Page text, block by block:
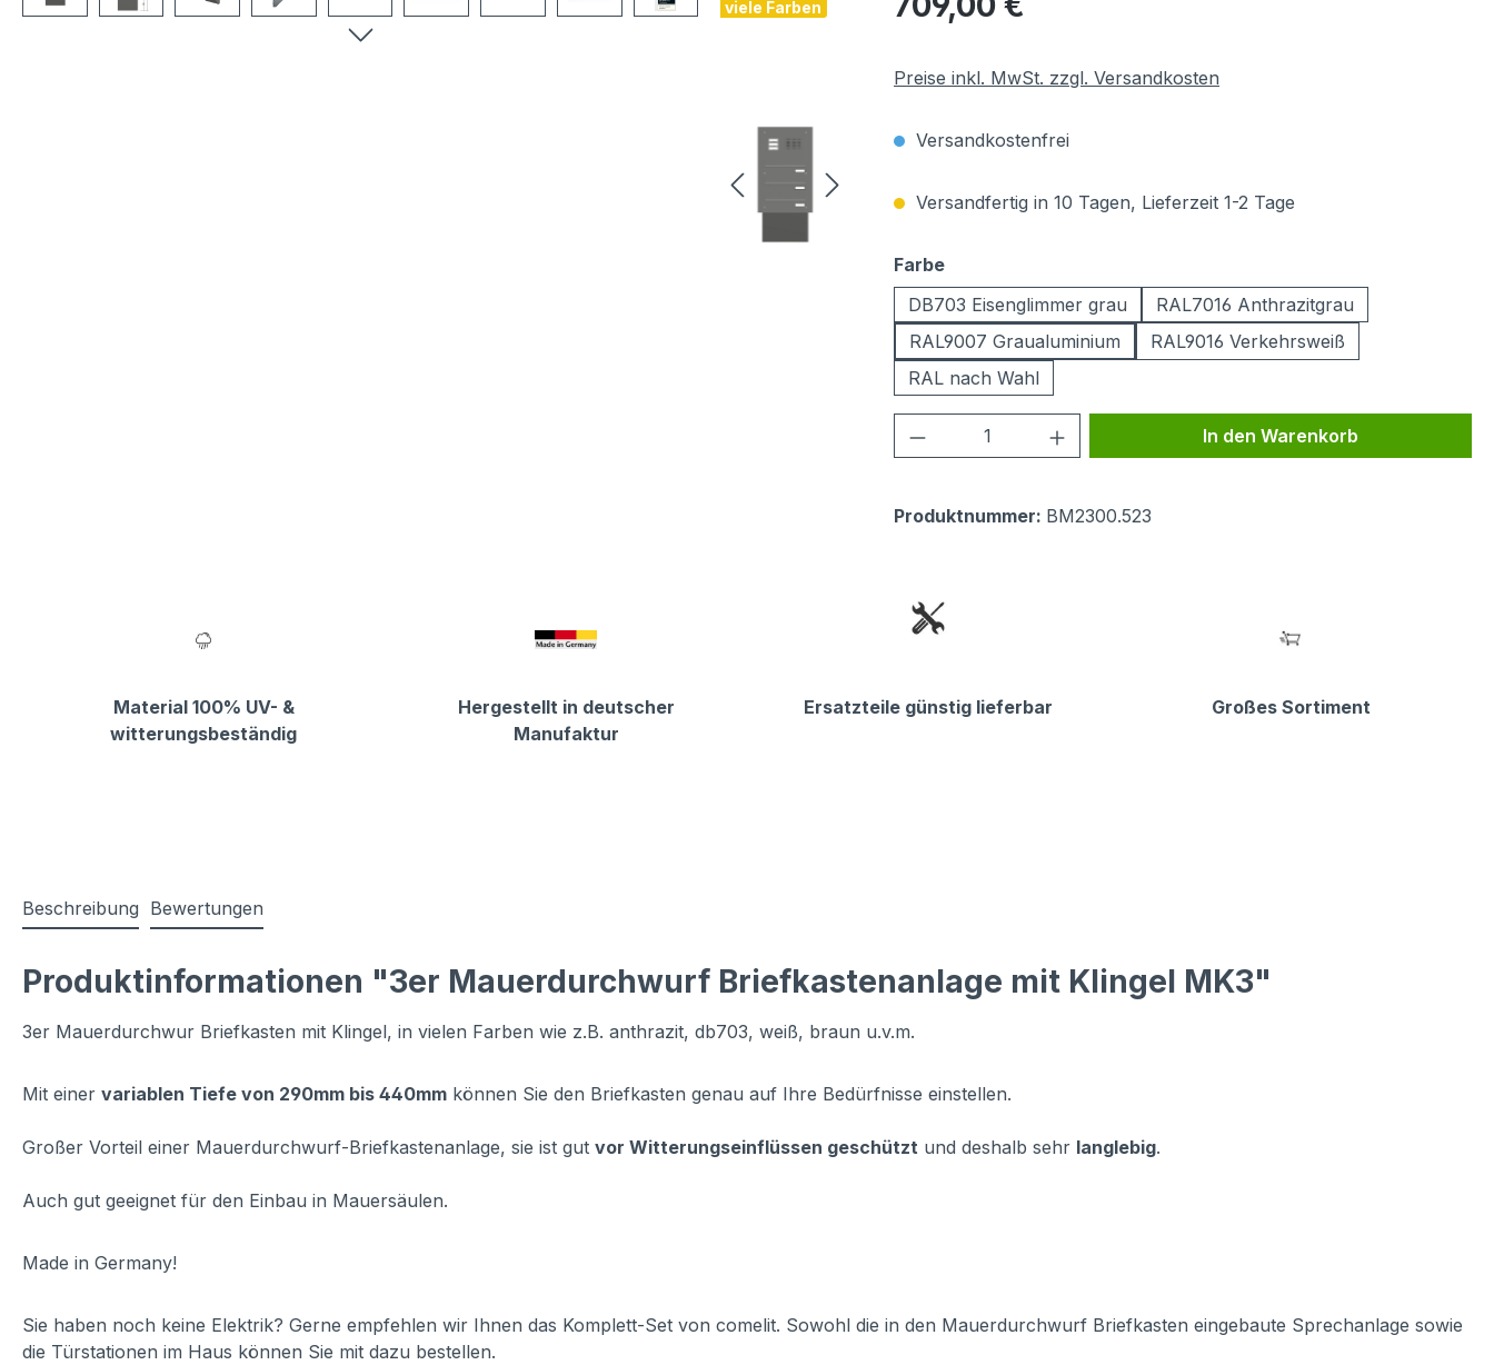
viele Farben
Preise inkl. MwSt. zzgl. Versandkosten
Versandkostenfrei
Versandfertig in 10 Tagen, Lieferzeit 1-2 Tage
Farbeauswählen
DB703 Eisenglimmer grau
RAL7016 Anthrazitgrau
RAL9007 Graualuminium
RAL9016 Verkehrsweiß
RAL nach Wahl
Produkt Anzahl: Gib den gewünschten Wert
In den Warenkorb
Produktnummer: BM2300.523
Material 100% UV- &
witterungsbeständig
Hergestellt in deutscher
Manufaktur
Ersatzteile günstig lieferbar Großes Sortiment
Beschreibung Bewertungen
Produktinformationen "3er Mauerdurchwurf Briefkastenanlage mit Klingel MK3"
3er Mauerdurchwur Briefkasten mit Klingel, in vielen Farben wie z.B. anthrazit, db703, weiß, braun u.v.m.
Mit einer variablen Tiefe von 290mm bis 440mm können Sie den Briefkasten genau auf Ihre Bedürfnisse einstellen.
Großer Vorteil einer Mauerdurchwurf-Briefkastenanlage, sie ist gut vor Witterungseinflüssen geschützt und deshalb sehr langlebig.
Auch gut geeignet für den Einbau in Mauersäulen.
Made in Germany!
Sie haben noch keine Elektrik? Gerne empfehlen wir Ihnen das Komplett-Set von comelit. Sowohl die in den Mauerdurchwurf Briefkasten eingebaute Sprechanlage sowie
die Türstationen im Haus können Sie mit dazu bestellen.